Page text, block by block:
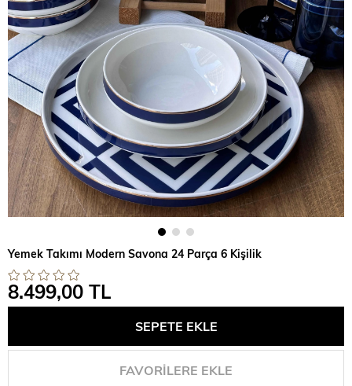
Yemek Takımı Modern Savona 24 Parça 6 Kişilik
8.499,00 TL
FAVORILERE EKLE